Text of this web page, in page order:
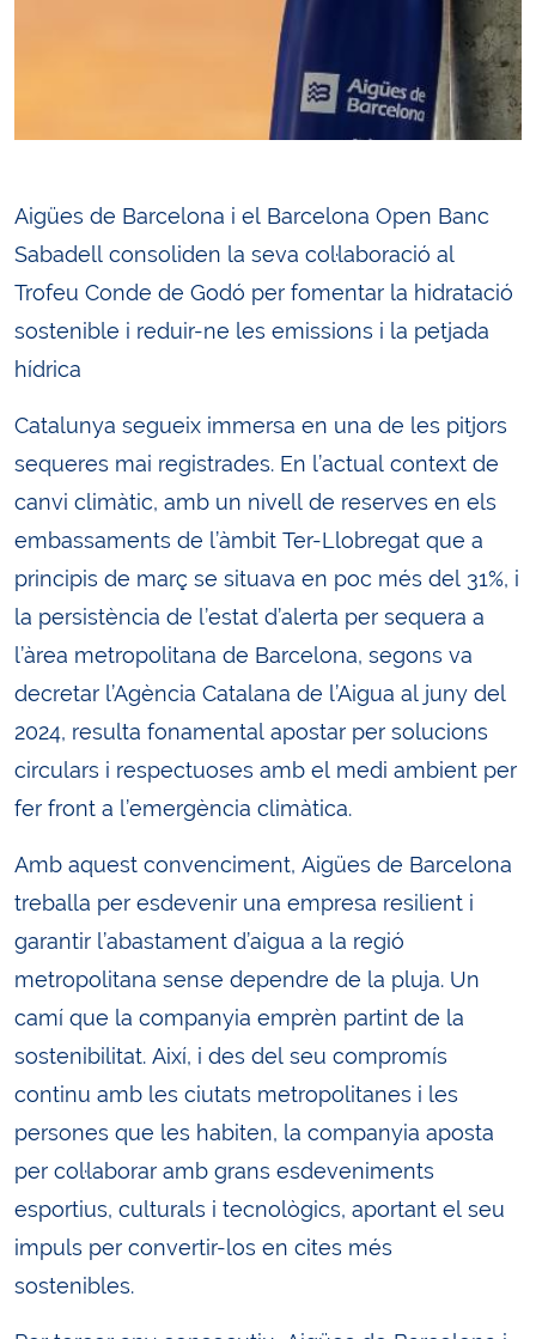
Aigües de Barcelona i el Barcelona Open Banc
Sabadell consoliden la seva col·laboració al
Trofeu Conde de Godó per fomentar la hidratació
sostenible i reduir-ne les emissions i la petjada
hídrica
Catalunya segueix immersa en una de les pitjors
sequeres mai registrades. En l’actual context de
canvi climàtic, amb un nivell de reserves en els
embassaments de l’àmbit Ter-Llobregat que a
principis de març se situava en poc més del 31%, i
la persistència de l’estat d’alerta per sequera a
l’àrea metropolitana de Barcelona, segons va
decretar l’Agència Catalana de l’Aigua al juny del
2024, resulta fonamental apostar per solucions
circulars i respectuoses amb el medi ambient per
fer front a l’emergència climàtica.
Amb aquest convenciment, Aigües de Barcelona
treballa per esdevenir una empresa resilient i
garantir l’abastament d’aigua a la regió
metropolitana sense dependre de la pluja. Un
camí que la companyia emprèn partint de la
sostenibilitat. Així, i des del seu compromís
continu amb les ciutats metropolitanes i les
persones que les habiten, la companyia aposta
per col·laborar amb grans esdeveniments
esportius, culturals i tecnològics, aportant el seu
impuls per convertir-los en cites més
sostenibles.